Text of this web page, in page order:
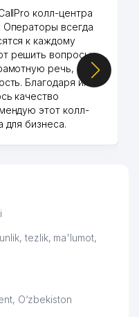
колл-центра
всегда
к каждому
решить вопросы.
речь,
Благодаря их
качество
этот колл-
для бизнеса.
tezlik, ma'lumot,
O‘zbekiston